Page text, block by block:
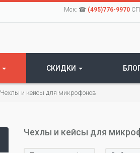
Мск: ☎ (495)776-9970
СКИДКИ
Чехлы и кейсы для микрофонов
Чехлы и кейсы для